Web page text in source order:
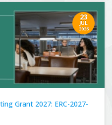
23
JUL
2026
Grant 2027: ERC-2027-